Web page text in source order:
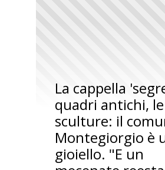
La cappella
quadri antichi, le
sculture: il
Montegiorgio è
gioiello. "E un